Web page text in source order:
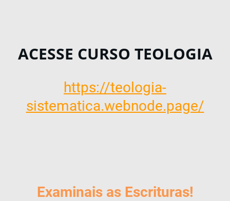
ACESSE CURSO TEOLOGIA
https://teologia-
sistematica.webnode.page/
Examinais as Escrituras!